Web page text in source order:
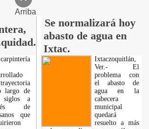
Arriba
Se normalizará hoy
abasto de agua en
Ixtac.
largo de
siglos a
de
que
Ixtaczoquitlán,
Ver.- El
problema con
el abasto de
agua en la
cabecera
municipal
quedará
resuelto a más